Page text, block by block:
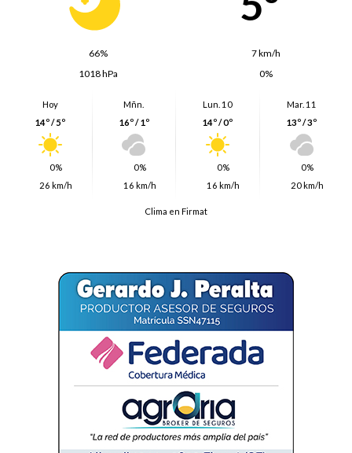
66%
7 km/h
1018 hPa
0%
Hoy
14º / 5º
0%
26 km/h
Mñn.
16º / 1º
0%
16 km/h
Lun. 10
14º / 0º
0%
16 km/h
Mar. 11
13º / 3º
0%
20 km/h
Clima en Firmat